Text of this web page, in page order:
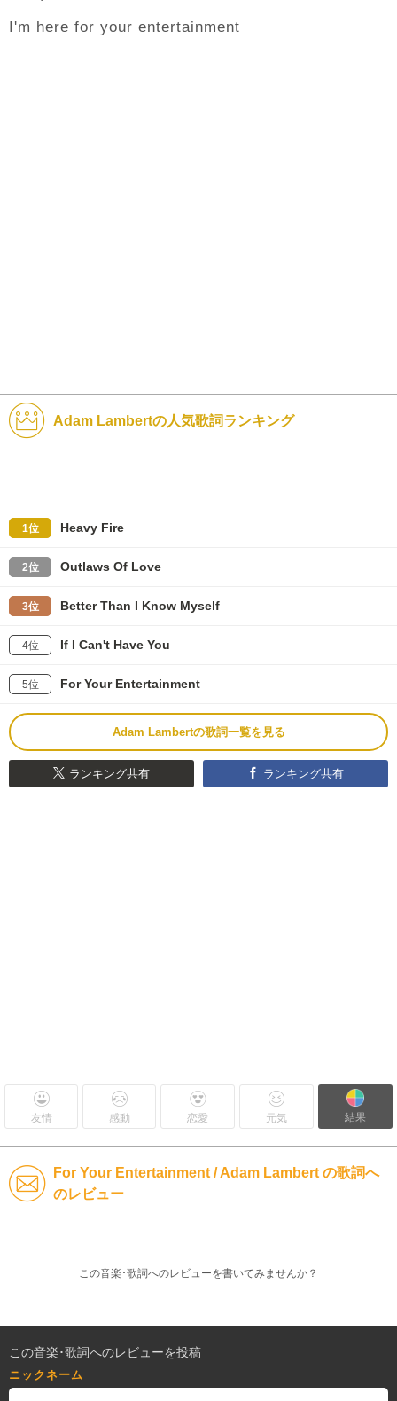
I'm here for your entertainment
Adam Lambertの人気歌詞ランキング
1位 Heavy Fire
2位 Outlaws Of Love
3位 Better Than I Know Myself
4位 If I Can't Have You
5位 For Your Entertainment
Adam Lambertの歌詞一覧を見る
ランキング共有 ランキング共有
友情 感動 恋愛 元気 結果
For Your Entertainment / Adam Lambert の歌詞へ
のレビュー
この音楽･歌詞へのレビューを書いてみませんか？
この音楽･歌詞へのレビューを投稿
ニックネーム